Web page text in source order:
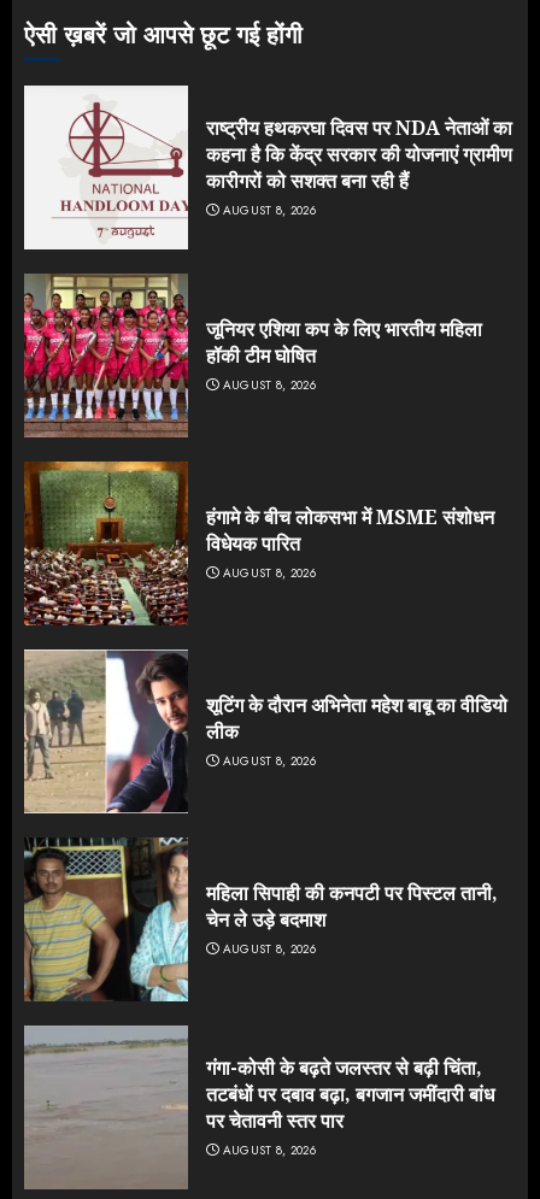
ऐसी ख़बरें जो आपसे छूट गई होंगी
राष्ट्रीय हथकरघा दिवस पर NDA नेताओं का
कहना है कि केंद्र सरकार की योजनाएं ग्रामीण
कारीगरों को सशक्त बना रही हैं
AUGUST 8, 2026
जूनियर एशिया कप के लिए भारतीय महिला
हॉकी टीम घोषित
AUGUST 8, 2026
हंगामे के बीच लोकसभा में MSME संशोधन
विधेयक पारित
AUGUST 8, 2026
शूटिंग के दौरान अभिनेता महेश बाबू का वीडियो
लीक
AUGUST 8, 2026
महिला सिपाही की कनपटी पर पिस्टल तानी,
चेन ले उड़े बदमाश
AUGUST 8, 2026
गंगा-कोसी के बढ़ते जलस्तर से बढ़ी चिंता,
तटबंधों पर दबाव बढ़ा, बगजान जमींदारी बांध
पर चेतावनी स्तर पार
AUGUST 8, 2026